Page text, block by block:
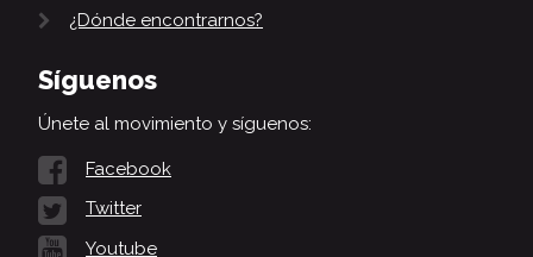
¿Dónde encontrarnos?
Síguenos
Únete al movimiento y síguenos:
Facebook
Twitter
Youtube